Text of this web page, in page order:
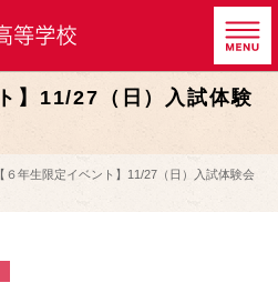
】11/27（日）入試体験
【６年生限定イベント】11/27（日）入試体験会